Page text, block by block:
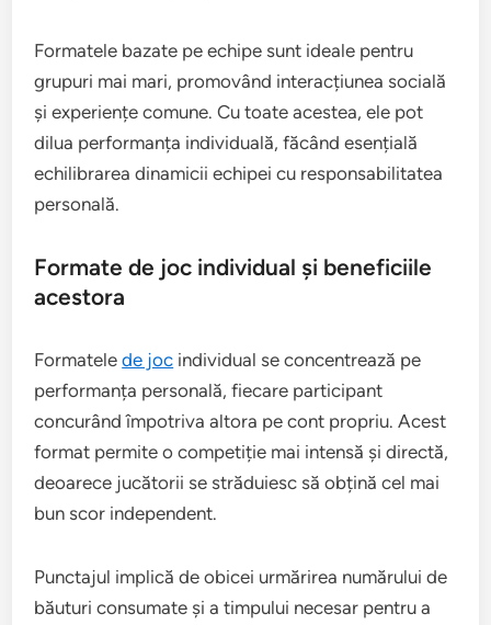
Formatele bazate pe echipe sunt ideale pentru
grupuri mai mari, promovând interacțiunea socială
și experiențe comune. Cu toate acestea, ele pot
dilua performanța individuală, făcând esențială
echilibrarea dinamicii echipei cu responsabilitatea
personală.
Formate de joc individual și beneficiile
acestora
Formatelede joc individual se concentrează pe
performanța personală, fiecare participant
concurând împotriva altora pe cont propriu. Acest
format permite o competiție mai intensă și directă,
deoarece jucătorii se străduiesc să obțină cel mai
bun scor independent.
Punctajul implică de obicei urmărirea numărului de
băuturi consumate și a timpului necesar pentru a